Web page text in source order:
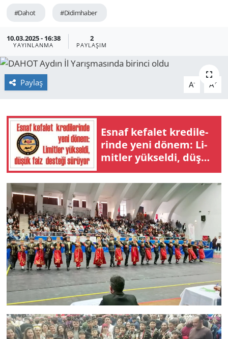
#Dahot #Didimhaber
10.03.2025 - 16:38
YAYINLANMA
2
PAYLAŞIM
Paylaş A- A+
Esnaf ke­fa­let kre­di­le­
rin­de yeni dönem: Li­
mit­ler yük­sel­di, düşük
faiz des­te­ği sü­rü­yor
EKONOMİ
GENEL
GÜNDEM
KÜLTÜR SANAT
MAGAZİN
POLİTİKA
RESMİ İLANLAR
SAĞLIK
SİYASET
SPOR
Yerel
Son Dakika Haberleri
Haber Arşivi